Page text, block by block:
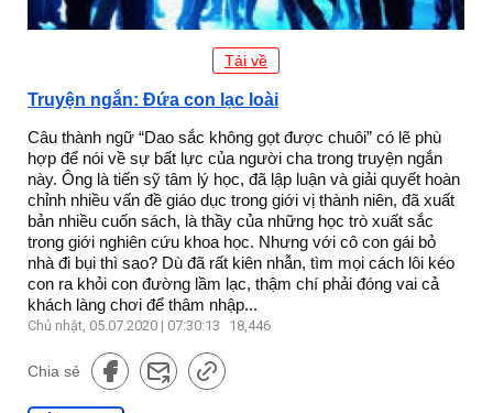
Tải về
Truyện ngắn: Đứa con lạc loài
Câu thành ngữ “Dao sắc không gọt được chuôi” có lẽ phù
hợp để nói về sự bất lực của người cha trong truyện ngắn
này. Ông là tiến sỹ tâm lý học, đã lập luận và giải quyết hoàn
chỉnh nhiều vấn đề giáo dục trong giới vị thành niên, đã xuất
bản nhiều cuốn sách, là thầy của những học trò xuất sắc
trong giới nghiên cứu khoa học. Nhưng với cô con gái bỏ
nhà đi bụi thì sao? Dù đã rất kiên nhẫn, tìm mọi cách lôi kéo
con ra khỏi con đường lầm lạc, thậm chí phải đóng vai cả
khách làng chơi để thâm nhập...
Chủ nhật, 05.07.2020 | 07:30:13 18,446
Chia sẻ